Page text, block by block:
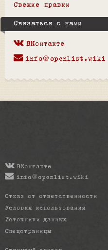
Свежие правки
Связаться с нами
ВКонтакте
info@openlist.wiki
ВКонтакте
info@openlist.wiki
Отказ от ответственности
Условия использования
Источники данных
Спецстраницы